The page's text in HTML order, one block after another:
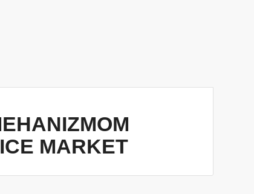
MARKET